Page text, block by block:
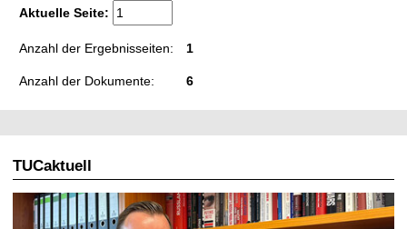
Aktuelle Seite:
Anzahl der Ergebnisseiten: 1
Anzahl der Dokumente: 6
TUCaktuell